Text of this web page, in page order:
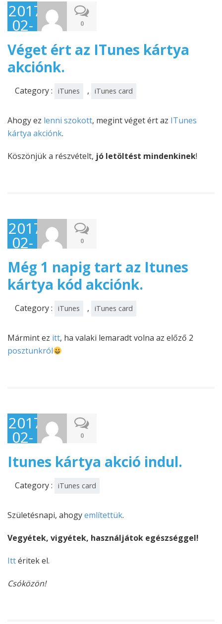
2017-
02-
17
0
Véget ért az ITunes kártya
akciónk.
Category : iTunes , iTunes card
Ahogy ez lenni szokott, megint véget ért az ITunes
kártya akciónk.
Köszönjük a részvételt, jó letöltést mindenkinek!
2017-
02-
16
0
Még 1 napig tart az Itunes
kártya kód akciónk.
Category : iTunes , iTunes card
Mármint ez itt, ha valaki lemaradt volna az előző 2
posztunkról
2017-
02- 0
Itunes kártya akció indul.
Category : iTunes card
Születésnapi, ahogyemlítettük.
Vegyétek, vigyétek, használjátok egészséggel!
Ittéritek el.
Csóközön!